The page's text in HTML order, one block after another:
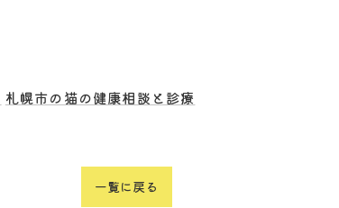
札幌市の猫の健康相談と診療
一覧に戻る